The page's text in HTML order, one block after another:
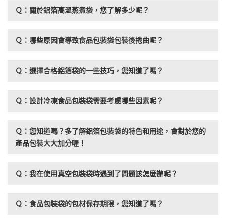
Ｑ：關於鋁箔高溫蒸煮袋，您了解多少呢？
Ｑ：哪些原因會導致食品包裝袋包裝後捲曲呢？
Ｑ：選擇合格鋁箔袋的一些技巧，您知道了嗎？
Ｑ：設計冷凍食品包裝袋需要考慮哪些因素呢？
Ｑ：您知道嗎？多了解鋁箔包裝袋的特色和用途，會對於您的
產品包裝大大加分喔！
Ｑ：我在使用真空包裝袋時遇到了問題該怎麼辦呢？
Ｑ：食品包裝袋的包材保存期限，您知道了嗎？